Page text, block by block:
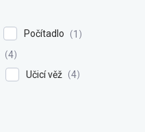
Počítadlo
1
4
Učicí věž
4